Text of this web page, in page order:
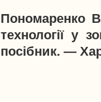
Пономаренко
технології у
посібник. —